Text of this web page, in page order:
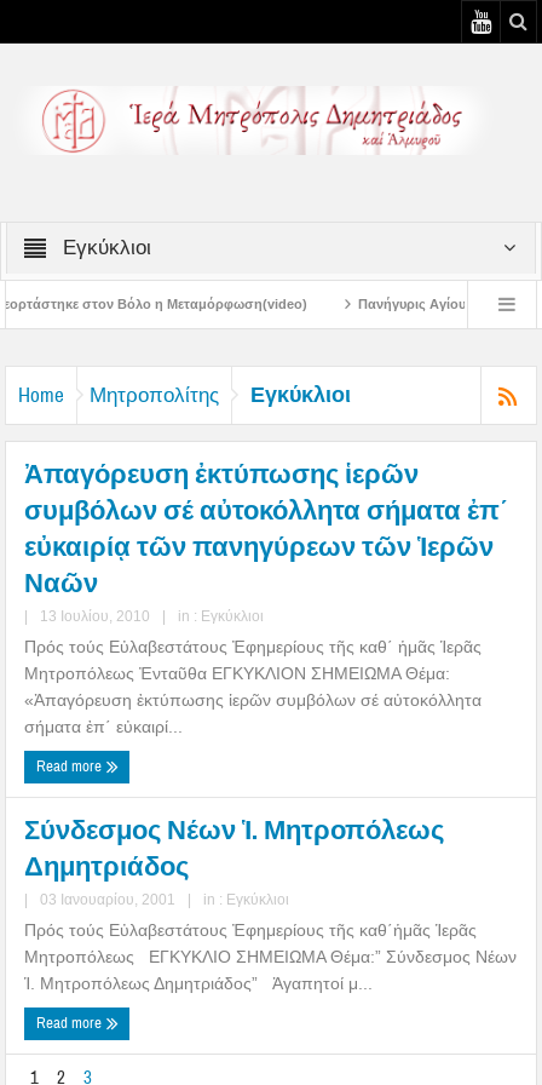
Εγκύκλιοι
Μεταμόρφωση(video) Πανήγυρις Αγίου Καλλινίκου Μητροπολίτου Εδέσσης
Home Μητροπολίτης Εγκύκλιοι
Ἀπαγόρευση ἐκτύπωσης ἱερῶν
συμβόλων σέ αὐτοκόλλητα σήματα ἐπ΄
εὐκαιρίᾳ τῶν πανηγύρεων τῶν Ἱερῶν
Ναῶν
| 13 Ιουλίου, 2010 | in : Εγκύκλιοι
Πρός τούς Εὐλαβεστάτους Ἐφημερίους τῆς καθ΄ ἡμᾶς Ἱερᾶς
Μητροπόλεως Ἐνταῦθα ΕΓΚΥΚΛΙΟΝ ΣΗΜΕΙΩΜΑ Θέμα:
«Ἀπαγόρευση ἐκτύπωσης ἱερῶν συμβόλων σέ αὐτοκόλλητα
σήματα ἐπ΄ εὐκαιρί...
Read more
Σύνδεσμος Νέων Ἱ. Μητροπόλεως
Δημητριάδος
| 03 Ιανουαρίου, 2001 | in : Εγκύκλιοι
Πρός τούς Εὐλαβεστάτους Ἐφημερίους τῆς καθ΄ἡμᾶς Ἱερᾶς
Μητροπόλεως ΕΓΚΥΚΛΙΟ ΣΗΜΕΙΩΜΑ Θέμα:” Σύνδεσμος Νέων
Ἱ. Μητροπόλεως Δημητριάδος” Ἀγαπητοί μ...
Read more
1 2 3